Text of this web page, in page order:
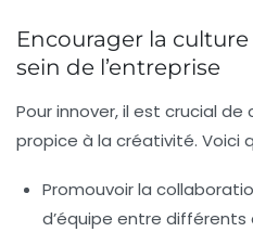
Encourager la
sein de l’entreprise
Pour innover, il est crucial
propice à la créativité. Voici
Promouvoir la
d’équipe entre